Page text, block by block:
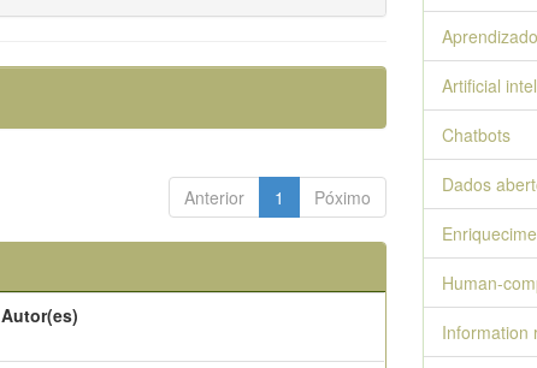
Anterior 1 Póximo
Autor(es)
Artificial
Chatbots
Dados
Human-
Information